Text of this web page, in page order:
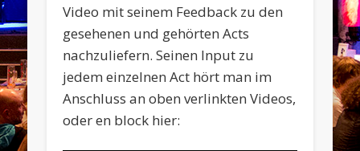
Video mit seinem Feedback zu den
gesehenen und gehörten Acts
nachzuliefern. Seinen Input zu
jedem einzelnen Act hört man im
Anschluss an oben verlinkten Videos,
oder en block hier: